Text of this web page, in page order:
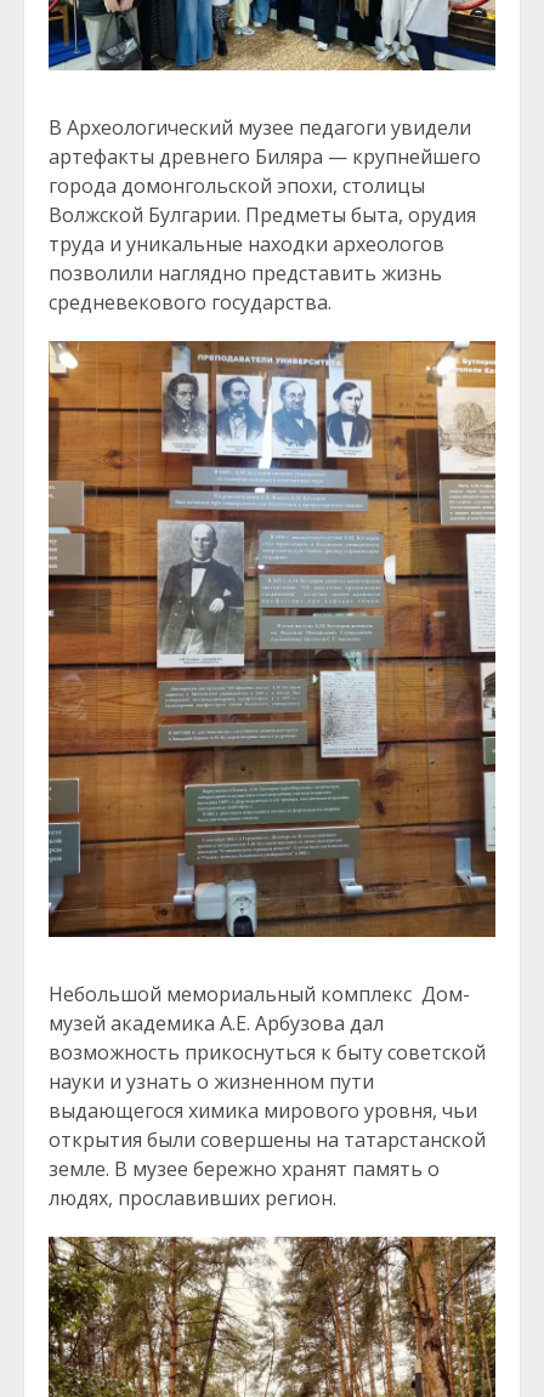
В Археологический музее педагоги увидели
артефакты древнего Биляра — крупнейшего
города домонгольской эпохи, столицы
Волжской Булгарии. Предметы быта, орудия
труда и уникальные находки археологов
позволили наглядно представить жизнь
средневекового государства.
Небольшой мемориальный комплекс Дом-
музей академика А.Е. Арбузова дал
возможность прикоснуться к быту советской
науки и узнать о жизненном пути
выдающегося химика мирового уровня, чьи
открытия были совершены на татарстанской
земле. В музее бережно хранят память о
людях, прославивших регион.